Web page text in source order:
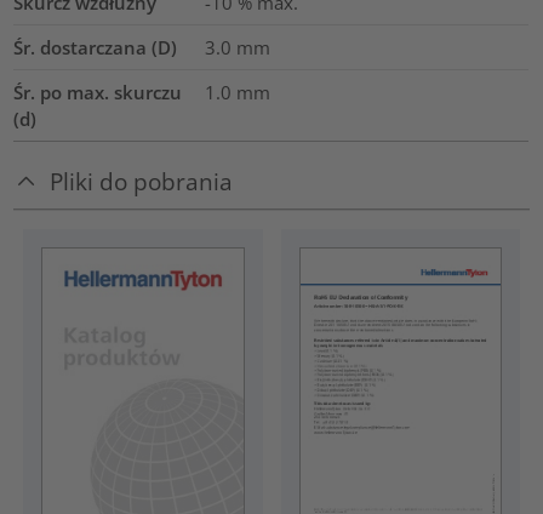
Śr. dostarczana (D)
3.0 mm
Śr. po max. skurczu
(d)
1.0 mm
Pliki do pobrania